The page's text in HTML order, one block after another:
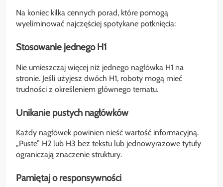
Na koniec kilka cennych porad, które pomogą
wyeliminować najczęściej spotykane potknięcia:
Stosowanie jednego H1
Nie umieszczaj więcej niż jednego nagłówka H1 na
stronie. Jeśli użyjesz dwóch H1, roboty mogą mieć
trudności z określeniem głównego tematu.
Unikanie pustych nagłówków
Każdy nagłówek powinien nieść wartość informacyjną.
„Puste” H2 lub H3 bez tekstu lub jednowyrazowe tytuły
ograniczają znaczenie struktury.
Pamiętaj o responsywności